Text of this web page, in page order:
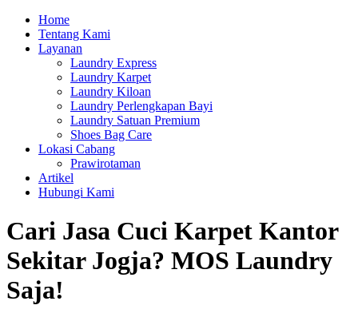
Home
Tentang Kami
Layanan
Laundry Express
Laundry Karpet
Laundry Kiloan
Laundry Perlengkapan Bayi
Laundry Satuan Premium
Shoes Bag Care
Lokasi Cabang
Prawirotaman
Artikel
Hubungi Kami
Cari Jasa Cuci Karpet Kantor
Sekitar Jogja? MOS Laundry
Saja!